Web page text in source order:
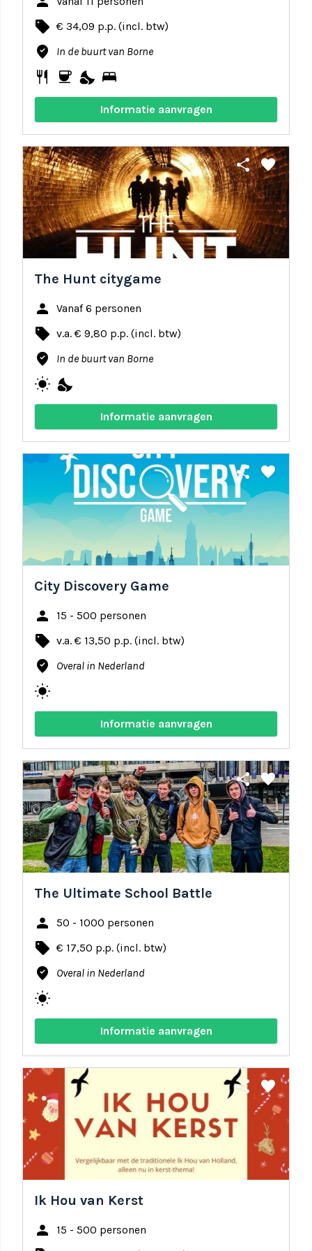
local_offer € 34,09 p.p. (incl. btw)
where_to_vote In de buurt van Borne
restaurant coffee nights_stay bed
Informatie aanvragen
share favorite
The Hunt citygame
person Vanaf 6 personen
local_offer v.a. € 9,80 p.p. (incl. btw)
where_to_vote In de buurt van Borne
wb_sunny nights_stay
Informatie aanvragen
share favorite
City Discovery Game
person 15 - 500 personen
local_offer v.a. € 13,50 p.p. (incl. btw)
where_to_vote Overal in Nederland
wb_sunny
Informatie aanvragen
share favorite
The Ultimate School Battle
person 50 - 1000 personen
local_offer € 17,50 p.p. (incl. btw)
where_to_vote Overal in Nederland
wb_sunny
Informatie aanvragen
share favorite
Ik Hou van Kerst
person 15 - 500 personen